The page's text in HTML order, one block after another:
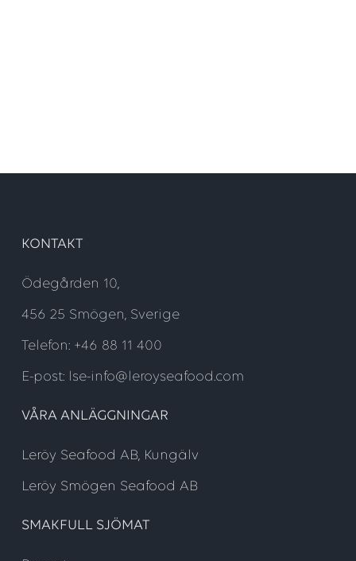
KONTAKT
Ödegården 10,
456 25 Smögen, Sverige
Telefon: +46 88 11 400
E-post: lse-info@leroyseafood.com
VÅRA ANLÄGGNINGAR
Leröy Seafood AB, Kungälv
Leröy Smögen Seafood AB
SMAKFULL SJÖMAT